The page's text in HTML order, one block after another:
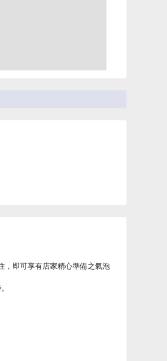
，即可享有店家精心準備之氣泡